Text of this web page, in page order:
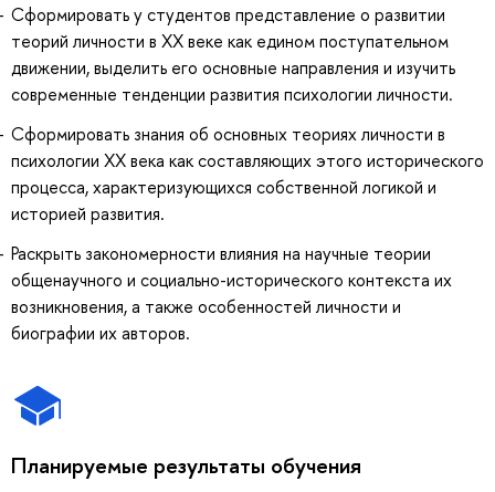
Сформировать у студентов представление о развитии
теорий личности в ХХ веке как едином поступательном
движении, выделить его основные направления и изучить
современные тенденции развития психологии личности.
Сформировать знания об основных теориях личности в
психологии ХХ века как составляющих этого исторического
процесса, характеризующихся собственной логикой и
историей развития.
Раскрыть закономерности влияния на научные теории
общенаучного и социально-исторического контекста их
возникновения, а также особенностей личности и
биографии их авторов.
Планируемые результаты обучения